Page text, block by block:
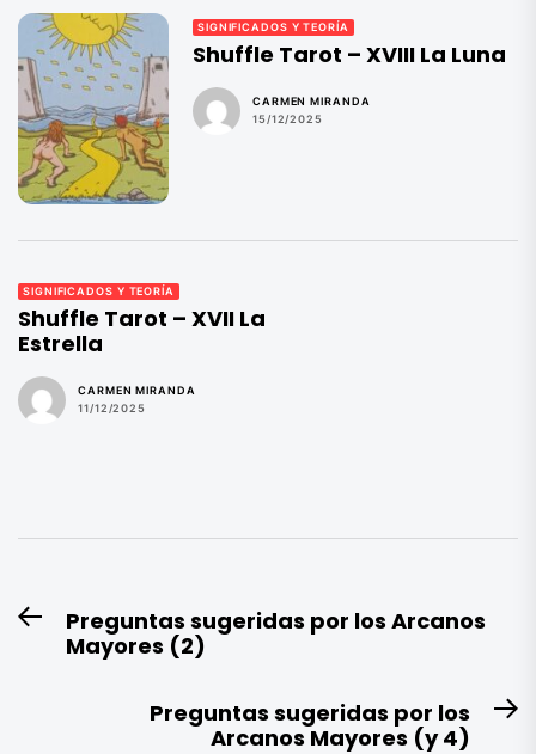
SIGNIFICADOS Y TEORÍA
Shuffle Tarot – XVIII La Luna
CARMEN MIRANDA
15/12/2025
SIGNIFICADOS Y TEORÍA
Shuffle Tarot – XVII La
Estrella
CARMEN MIRANDA
11/12/2025
Navegación
de
entradas
Entrada
anterior:
Preguntas sugeridas por los Arcanos
Mayores (2)
Preguntas sugeridas por los
Arcanos Mayores (y 4)